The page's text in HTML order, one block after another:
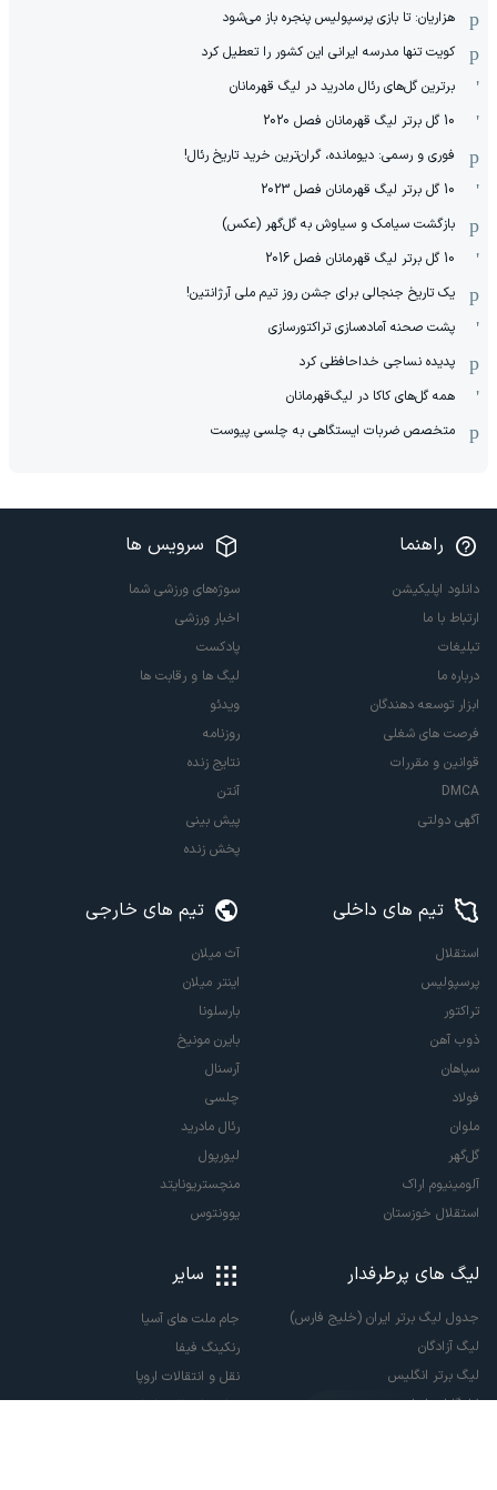
هزاریان: تا بازی پرسپولیس پنجره باز می‌شود
کویت تنها مدرسه ایرانی این کشور را تعطیل کرد
برترین گل‌های رئال مادرید در لیگ قهرمانان
10 گل برتر لیگ قهرمانان فصل 2020
فوری و رسمی: دیومانده، گران‌ترین خرید تاریخ رئال!
10 گل برتر لیگ قهرمانان فصل 2023
بازگشت سیامک و سیاوش به گل‌گهر (عکس)
10 گل برتر لیگ قهرمانان فصل 2016
یک تاریخ جنجالی برای جشن روز تیم ملی آرژانتین!
پشت صحنه آماده‌سازی تراکتورسازی
پدیده نساجی خداحافظی کرد
همه گل‌های کاکا در لیگ‌قهرمانان
متخصص ضربات ایستگاهی به چلسی پیوست
راهنما
دانلود اپلیکیشن
ارتباط با ما
تبلیغات
درباره ما
ابزار توسعه دهندگان
فرصت های شغلی
قوانین و مقررات
DMCA
آگهی دولتی
سرویس ها
سوژه‌های ورزشی شما
اخبار ورزشی
پادکست
لیگ ها و رقابت ها
ویدئو
روزنامه
نتایج زنده
آنتن
پیش بینی
پخش زنده
تیم های داخلی
استقلال
پرسپولیس
تراکتور
ذوب آهن
سپاهان
فولاد
ملوان
گل‌گهر
آلومینیوم اراک
استقلال خوزستان
تیم های خارجی
آث میلان
اینتر میلان
بارسلونا
بایرن مونیخ
آرسنال
چلسی
رئال مادرید
لیورپول
منچستریونایتد
یوونتوس
لیگ های پرطرفدار
جدول لیگ برتر ایران (خلیج فارس)
لیگ آزادگان
لیگ برتر انگلیس
لالیگا اسپانیا
سایر
جام ملت های آسیا
رنکینگ فیفا
نقل و انتقالات اروپا
نقل و انتقالات ایران